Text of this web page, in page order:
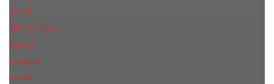
Gucci
Jimmy Choo
Kenzo
Lacoste
Lanvin